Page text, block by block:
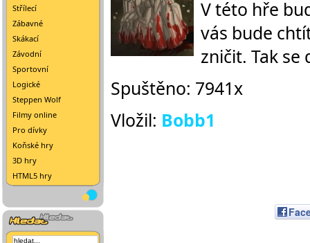
Střílecí
Zábavné
Skákací
Závodní
Sportovní
Logické
Steppen Wolf
Filmy online
Pro dívky
Koňské hry
3D hry
HTML5 hry
V této hře
vás bude
zničit. Tak
Spuštěno: 7941x
Vložil: Bobb1